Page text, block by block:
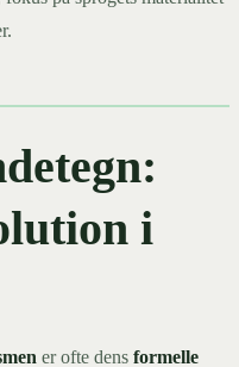
i
er ofte dens formelle